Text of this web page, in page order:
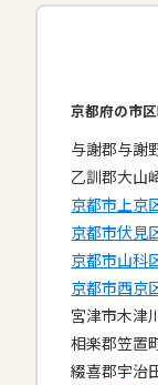
京都府の市
与謝郡与謝
乙訓郡大山
京都市上京
京都市伏見
京都市山科
京都市西京
宮津市木津
相楽郡笠置
綴喜郡宇治